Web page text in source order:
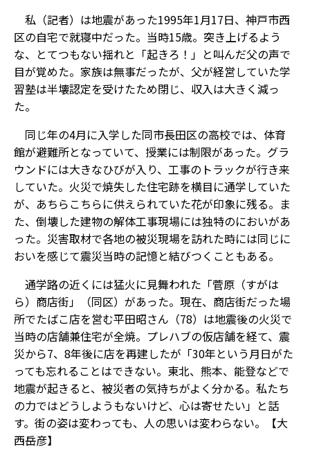
私（記者）は地震があった1995年1月17日、神戸市西
区の自宅で就寝中だった。当時15歳。突き上げるよう
な、とてつもない揺れと「起きろ！」と叫んだ父の声で
目が覚めた。家族は無事だったが、父が経営していた学
習塾は半壊認定を受けたため閉じ、収入は大きく減っ
た。
同じ年の4月に入学した同市長田区の高校では、体育
館が避難所となっていて、授業には制限があった。グラ
ウンドには大きなひびが入り、工事のトラックが行き来
していた。火災で焼失した住宅跡を横目に通学していた
が、あちらこちらに供えられていた花が印象に残る。ま
た、倒壊した建物の解体工事現場には独特のにおいがあ
った。災害取材で各地の被災現場を訪れた時には同じに
おいを感じて震災当時の記憶と結びつくこともある。
通学路の近くには猛火に見舞われた「菅原（すがは
ら）商店街」（同区）があった。現在、商店街だった場
所でたばこ店を営む平田昭さん（78）は地震後の火災で
当時の店舗兼住宅が全焼。プレハブの仮店舗を経て、震
災から7、8年後に店を再建したが「30年という月日がた
っても忘れることはできない。東北、熊本、能登などで
地震が起きると、被災者の気持ちがよく分かる。私たち
の力ではどうしようもないけど、心は寄せたい」と話
す。街の姿は変わっても、人の思いは変わらない。【大
西岳彦】